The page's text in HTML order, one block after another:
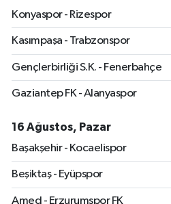
Konyaspor - Rizespor
Kasımpaşa - Trabzonspor
Gençlerbirliği S.K. - Fenerbahçe
Gaziantep FK - Alanyaspor
16 Ağustos, Pazar
Başakşehir - Kocaelispor
Beşiktaş - Eyüpspor
Amed - Erzurumspor FK